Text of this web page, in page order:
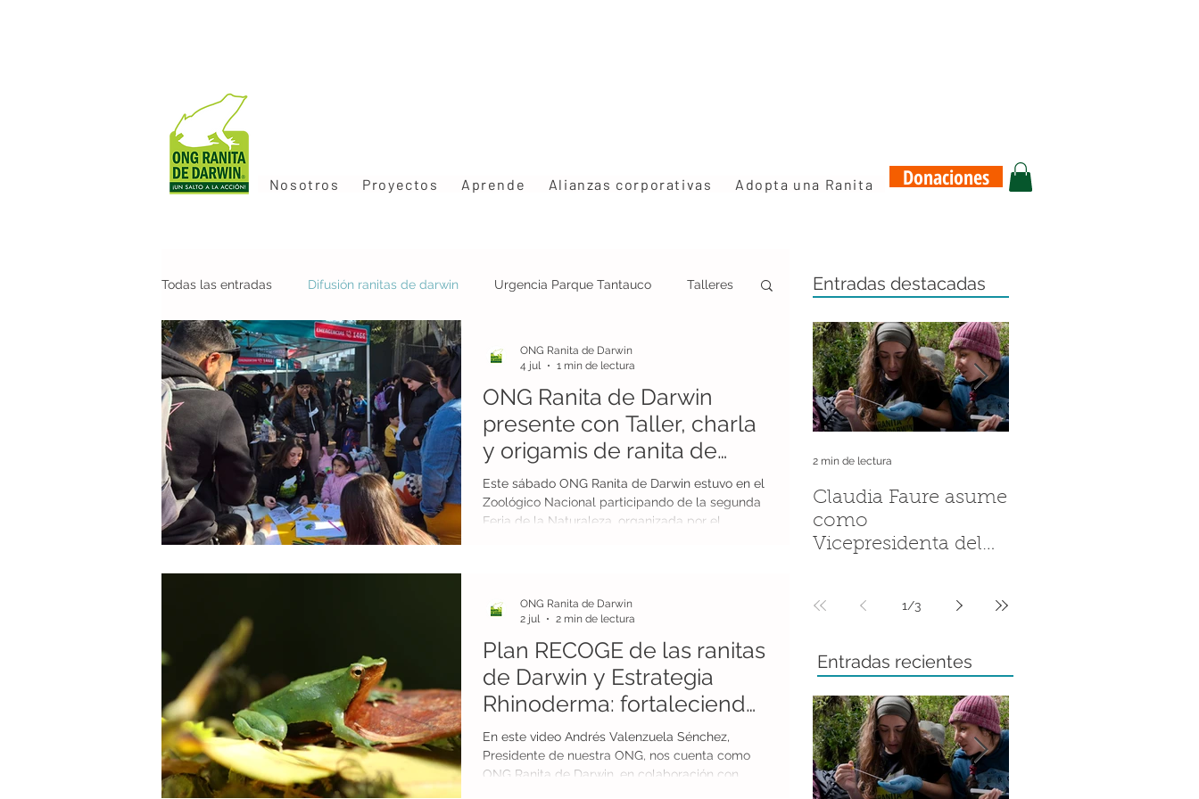
Nosotros Proyectos Aprende Alianzas corporativas Adopta una Ranita Donaciones
Todas las entradas Difusión ranitas de darwin Urgencia Parque Tantauco Talleres
Colaboraciones Nueva población Estrategia Rhinoderma Congresos
Publicaciones anfibios chilenos Conservación de tierras
Plan RECOGE Ranitas de Darwin Reconocimientos Ranita de Mehuín
Ferias ambientales agroecologia economía circular
ONG Ranita de Darwin
presente con Taller, charla
y origamis de ranita de
Darwin en el Zoológico
Nacional
Este sábado ONG Ranita de Darwin estuvo en el
Zoológico Nacional participando de la segunda
Feria de la Naturaleza, organizada por el
Faure, encargada de conservación de la
Organización No Gubernamental (ONG) Ranita
Rhinoderma, estuvo a cargo de las charlas con
los visitantes de la feria. También organizó un
ONG Ranita de Darwin
4 jul
1 min de lectura
Plan RECOGE de las ranitas
de Darwin y Estrategia
Rhinoderma: fortaleciendo
la información para la
evaluación ambiental
En este video Andrés Valenzuela Sénchez,
Presidente de nuestra ONG, nos cuenta como
ONG Ranita de Darwin, en colaboración con
ONG Ranita de Darwin
2 jul
2 min de lectura
Entradas destacadas
Claudia Faure asume
como
Vicepresidenta del
de Especialistas en
2 min de lectura
1/3
Entradas recientes